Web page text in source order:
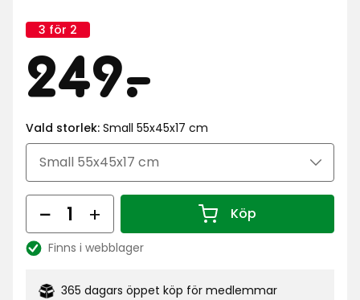
Kampanj
3 för 2
Pris
249-
.
kr
Vald storlek: Small 55x45x17 cm
Antal Köp
Antal 1
Lagersaldo:
Finns i webblager
365 dagars öppet köp för medlemmar